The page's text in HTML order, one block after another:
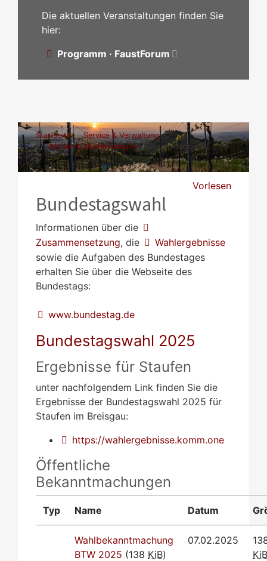
Die aktuellen Veranstaltungen finden Sie
hier:
Programm · FaustForum
Startseite
Service & Verwaltung
Wahlen & Abstimmungen
Bundestagswahl
Vorlesen
Bundestagswahl
Informationen über die
Zusammensetzung, die
Wahlergebnisse
sowie die Aufgaben des Bundestages
erhalten Sie über die Webseite des
Bundestags:
www.bundestag.de
Bundestagswahl 2025
Ergebnisse für Staufen
unter nachfolgendem Link finden Sie die
Ergebnisse der Bundestagswahl 2025 für
Staufen im Breisgau:
https://wahlergebnisse.komm.one
Öffentliche
Bekanntmachungen
Typ Name Datum
Wahlbekanntmachung
BTW 2025 (138 KiB)
07.02.2025
KiB